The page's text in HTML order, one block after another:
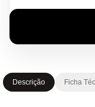
Descrição Ficha